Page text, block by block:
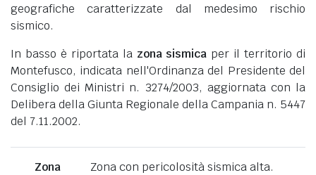
geografiche caratterizzate dal medesimo rischio
sismico.
In basso è riportata la zona sismica per il territorio di
Montefusco, indicata nell'Ordinanza del Presidente del
Consiglio dei Ministri n. 3274/2003, aggiornata con la
Delibera della Giunta Regionale della Campania n. 5447
del 7.11.2002.
Zona
Zona con pericolosità sismica alta.